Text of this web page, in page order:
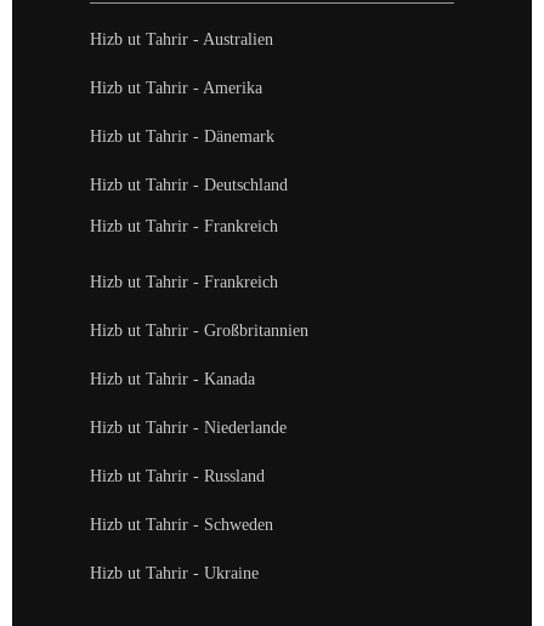
Hizb ut Tahrir - Australien
Hizb ut Tahrir - Amerika
Hizb ut Tahrir - Dänemark
Hizb ut Tahrir - Deutschland
Hizb ut Tahrir - Frankreich
Hizb ut Tahrir - Frankreich
Hizb ut Tahrir - Großbritannien
Hizb ut Tahrir - Kanada
Hizb ut Tahrir - Niederlande
Hizb ut Tahrir - Russland
Hizb ut Tahrir - Schweden
Hizb ut Tahrir - Ukraine